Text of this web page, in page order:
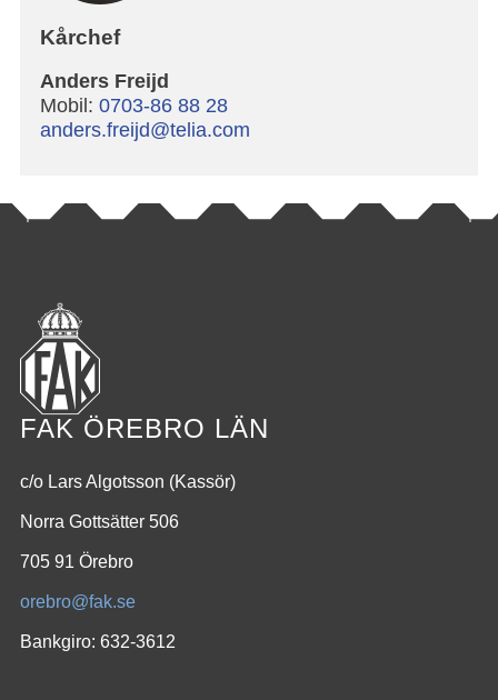
Kårchef
Anders Freijd
Mobil: 0703-86 88 28
anders.freijd@telia.com
FAK ÖREBRO LÄN
c/o Lars Algotsson (Kassör)
Norra Gottsätter 506
705 91 Örebro
orebro@fak.se
Bankgiro: 632-3612